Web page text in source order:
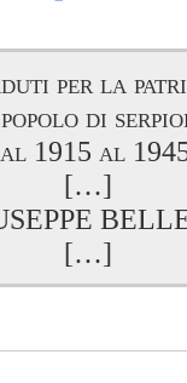
per la
di
1915 al
[…]
[…]